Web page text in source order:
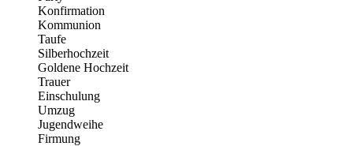
Konfirmation
Kommunion
Taufe
Silberhochzeit
Goldene Hochzeit
Trauer
Einschulung
Umzug
Jugendweihe
Firmung